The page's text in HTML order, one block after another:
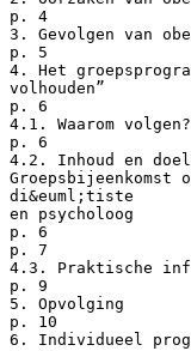
p. 4
3. Gevolgen van
p. 5
4. Het
volhouden”
p. 6
4.1. Waarom volgen?
p. 6
4.2. Inhoud en
Groepsbijeenkomst
di&euml;tiste
en psycholoog
p. 6
p. 7
4.3. Praktische
p. 9
5. Opvolging
p. 10
6. Individueel